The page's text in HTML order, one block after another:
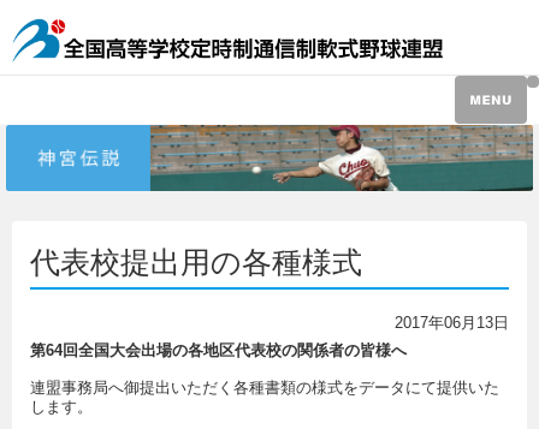
代表校提出用の各種様式
2017年06月13日
第64回全国大会出場の各地区代表校の関係者の皆様へ
連盟事務局へ御提出いただく各種書類の様式をデータにて提供いた
します。